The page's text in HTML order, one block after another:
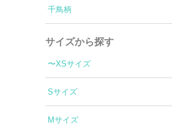
千鳥柄
サイズから探す
〜XSサイズ
Sサイズ
Mサイズ